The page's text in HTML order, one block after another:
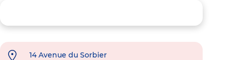
14 Avenue du Sorbier